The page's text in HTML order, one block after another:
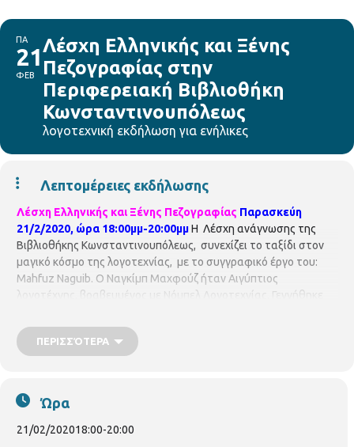
ΠΑ
21
ΦΕΒ
Λέσχη Ελληνικής και Ξένης
Πεζογραφίας στην
Περιφερειακή Βιβλιοθήκη
Κωνσταντινουπόλεως
λογοτεχνική εκδήλωση για ενήλικες
Λεπτομέρειες εκδήλωσης
Λέσχη Ελληνικής και Ξένης Πεζογραφίας Παρασκεύη
21/2/2020, ώρα 18:00μμ-20:00μμH Λέσχη ανάγνωσης της
Βιβλιοθήκης Κωνσταντινουπόλεως, συνεχίζει το ταξίδι στον
μαγικό κόσμο της λογοτεχνίας, με τo συγγραφικό έργο του:
Mahfuz Naguib. Ο Ναγκίμπ Μαχφούζ ήταν Αιγύπτιος
λογοτέχνης, βραβευμένος με Νόμπελ Λογοτεχνίας. Γεννήθηκε
Αυγούστου 2006, σε ηλικία 95 ετών. Υπήρξε, εν ζωή, ο
γνωστότερος εκπρόσωπος της αραβικής λογοτεχνίας. Εξέδωσε
σενάρια για ταινίες. Τιμήθηκε με το κρατικό Αιγυπτιακό
Βραβείο Λογοτεχνίας, και το 1988 του απονεμήθηκε το Νόμπελ
Λογοτεχνίας. Τότε το έργο του άρχισε να διαδίδεται σε όλο τον
ΠΕΡΙΣΣΌΤΕΡΑ
Ώρα
21/02/202018:00-20:00